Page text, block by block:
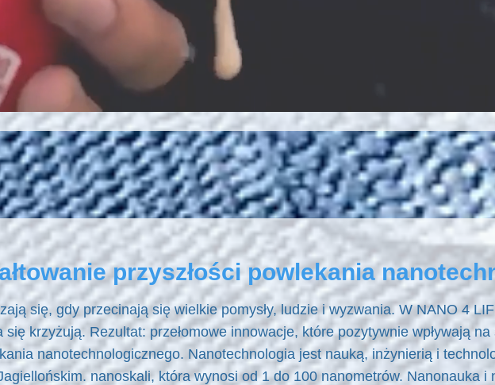
przyszłości powlekania
się, gdy przecinają się wielkie pomysły, ludzie i wyzwania. W NANO 4
się krzyżują. Rezultat: przełomowe innowacje, które pozytywnie wpływają
nanotechnologicznego. Nanotechnologia jest nauką, inżynierią i
nanoskali, która wynosi od 1 do 100 nanometrów. Nanonauka i